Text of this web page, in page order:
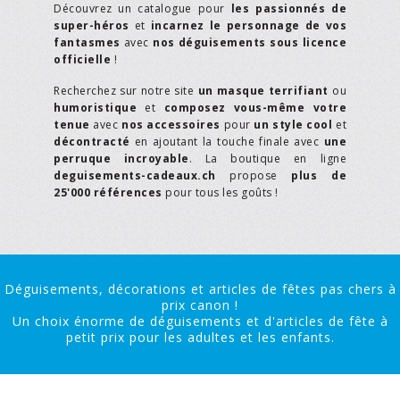
Découvrez un catalogue pour les passionnés de
super-héros et incarnez le personnage de vos
fantasmes avec nos déguisements sous licence
officielle !
Recherchez sur notre site un masque terrifiant ou
humoristique et composez vous-même votre
tenue avec nos accessoires pour un style cool et
décontracté en ajoutant la touche finale avec une
perruque incroyable. La boutique en ligne
deguisements-cadeaux.ch propose plus de
25'000 références pour tous les goûts !
Déguisements, décorations et articles de fêtes pas chers à
prix canon !
Un choix énorme de déguisements et d'articles de fête à
petit prix pour les adultes et les enfants.